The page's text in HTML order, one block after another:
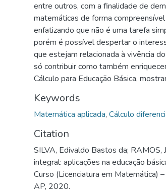
entre outros, com a finalidade de
matemáticas de forma
enfatizando que não é uma tarefa
porém é possível despertar o
que estejam relacionada à vivência
só contribuir como também
Cálculo para Educação Básica,
Keywords
Matemática aplicada, Cálculo
Citation
SILVA, Edivaldo Bastos da;
integral: aplicações na educação
Curso (Licenciatura em Matemática)
AP, 2020.